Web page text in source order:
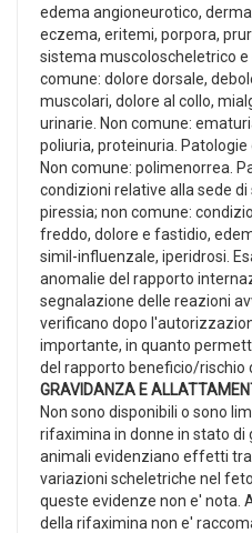
edema angioneurotico,
eczema, eritemi, porpora,
sistema muscoloscheletrico
comune: dolore dorsale,
muscolari, dolore al collo,
urinarie. Non comune:
poliuria, proteinuria.
Non comune: polimenorrea.
condizioni relative alla sede
piressia; non comune:
freddo, dolore e fastidio,
simil-influenzale, iperidrosi.
anomalie del rapporto
segnalazione delle reazioni
verificano dopo
importante, in quanto
del rapporto beneficio/rischio
GRAVIDANZA E
Non sono disponibili o sono
rifaximina in donne in stato di
animali evidenziano effetti
variazioni scheletriche nel
queste evidenze non e' nota.
della rifaximina non e'